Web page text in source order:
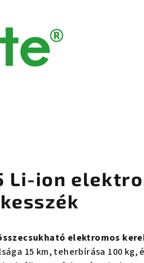
Li-ion
elektromos
15 km, teherbírása 100 kg,